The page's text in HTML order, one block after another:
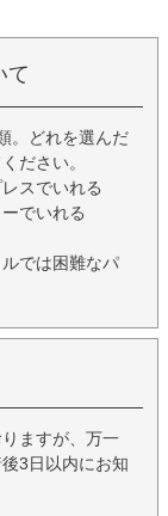
て
。どれを選んだ
ださい。
スでいれる
でいれる
では困難なパ
ますが、万一
3日以内にお知